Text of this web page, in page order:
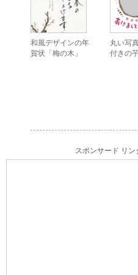
和風デザインの年
賀状「梅の木」
丸い写
付きの
スポンサード リン